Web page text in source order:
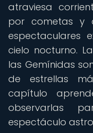
atraviesa
por cometas y
espectaculares
cielo nocturno.
las Gemínidas
de estrellas
capítulo
observarlas
espectáculo